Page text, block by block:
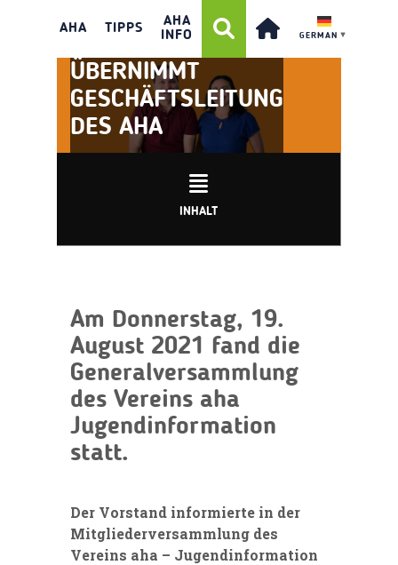
AHA TIPPS
AHA
INFO
GERMAN ▼
ZWEIERTEAM
ÜBERNIMMT
GESCHÄFTSLEITUNG
DES AHA
INHALT
Am Donnerstag, 19.
August 2021 fand die
Generalversammlung
des Vereins aha
Jugendinformation
statt.
Der Vorstand informierte in der
Mitgliederversammlung des
Vereins aha – Jugendinformation